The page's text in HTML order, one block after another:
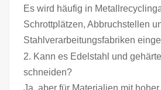
Es wird häufig in
Schrottplätzen, Abbruchstellen
Stahlverarbeitungsfabriken
2. Kann es Edelstahl und
schneiden?
Ja, aber für Materialien mit